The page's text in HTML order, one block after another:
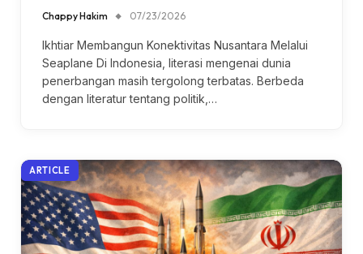
Chappy Hakim 07/23/2026
Ikhtiar Membangun Konektivitas Nusantara Melalui
Seaplane Di Indonesia, literasi mengenai dunia
penerbangan masih tergolong terbatas. Berbeda
dengan literatur tentang politik,…
ARTICLE